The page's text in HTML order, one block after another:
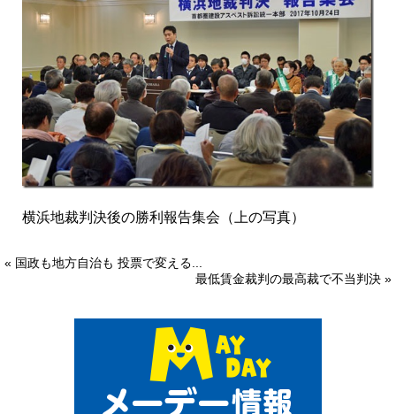
横浜地裁判決後の勝利報告集会（上の写真）
« 国政も地方自治も 投票で変える...
最低賃金裁判の最高裁で不当判決 »